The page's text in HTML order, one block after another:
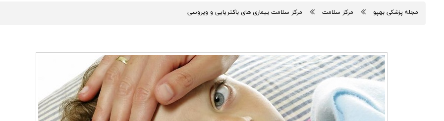
مجله پزشکی بهپو مرکز سلامت مرکز سلامت بیماری های باکتریایی و ویروسی